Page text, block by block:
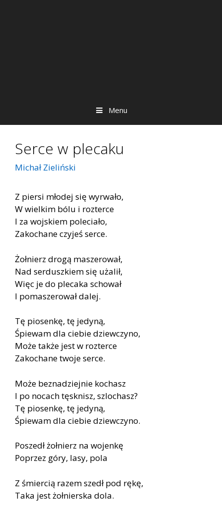
Menu
Serce w plecaku
Michał Zieliński
Z piersi młodej się wyrwało,
W wielkim bólu i rozterce
I za wojskiem poleciało,
Zakochane czyjeś serce.
Żołnierz drogą maszerował,
Nad serduszkiem się użalił,
Więc je do plecaka schował
I pomaszerował dalej.
Tę piosenkę, tę jedyną,
Śpiewam dla ciebie dziewczyno,
Może także jest w rozterce
Zakochane twoje serce.
Może beznadziejnie kochasz
I po nocach tęsknisz, szlochasz?
Tę piosenkę, tę jedyną,
Śpiewam dla ciebie dziewczyno.
Poszedł żołnierz na wojenkę
Poprzez góry, lasy, pola
Z śmiercią razem szedł pod rękę,
Taka jest żołnierska dola.